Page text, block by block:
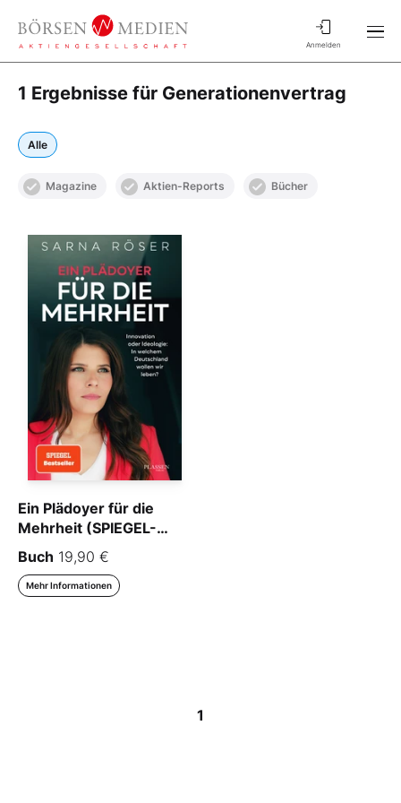
Anmelden
1 Ergebnisse für Generationenvertrag
Alle
Magazine Aktien-Reports Bücher
Ein Plädoyer für die
Mehrheit (SPIEGEL-
Bestseller)
Buch 19,90 €
Mehr Informationen
1